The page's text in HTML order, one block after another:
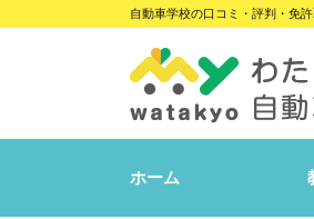
自動車学校の口コミ・評判・免
ホーム